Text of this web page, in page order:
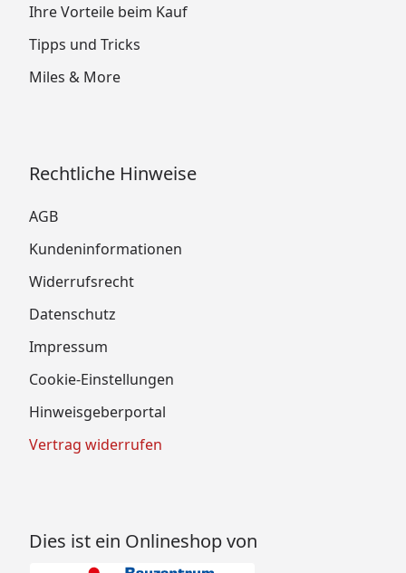
Ihre Vorteile beim Kauf
Tipps und Tricks
Miles & More
Rechtliche Hinweise
AGB
Kundeninformationen
Widerrufsrecht
Datenschutz
Impressum
Cookie-Einstellungen
Hinweisgeberportal
Vertrag widerrufen
Dies ist ein Onlineshop von